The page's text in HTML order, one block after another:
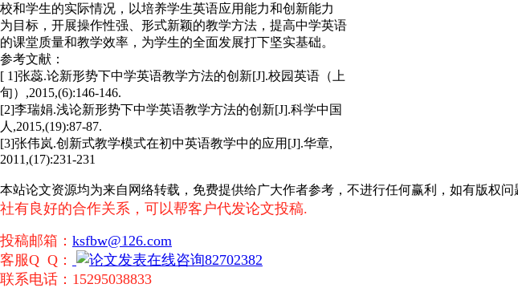
校和学生的实际情况，以培养学生英语应用能力和创新能力
为目标，开展操作性强、形式新颖的教学方法，提高中学英语
的课堂质量和教学效率，为学生的全面发展打下坚实基础。
参考文献：
[ 1]张蕊.论新形势下中学英语教学方法的创新[J].校园英语（上
旬）,2015,(6):146-146.
[2]李瑞娟.浅论新形势下中学英语教学方法的创新[J].科学中国
人,2015,(19):87-87.
[3]张伟岚.创新式教学模式在初中英语教学中的应用[J].华章,
2011,(17):231-231
本站论文资源均为来自网络转载，免费提供给广大作者参考，不进行任何赢利，如有版权
社有良好的合作关系，可以帮客户代发论文投稿.
投稿邮箱： ksfbw@126.com
客服Q Q：
82702382
联系电话：15295038833